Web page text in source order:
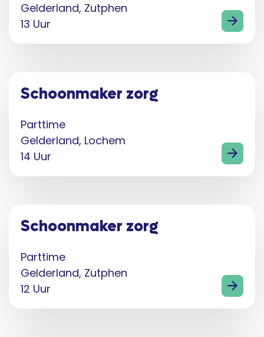
Gelderland, Zutphen
13 Uur
Schoonmaker zorg
Parttime
Gelderland, Lochem
14 Uur
Schoonmaker zorg
Parttime
Gelderland, Zutphen
12 Uur